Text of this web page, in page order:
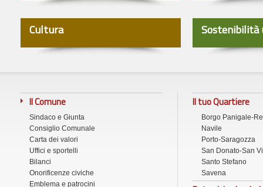
Cultura Sostenibilità
Il Comune
Sindaco e Giunta
Consiglio Comunale
Carta dei valori
Uffici e sportelli
Bilanci
Onorificenze civiche
Emblema e patrocini
Il tuo Quartiere
Borgo Panigale-
Navile
Porto-Saragozza
San Donato-San
Santo Stefano
Savena